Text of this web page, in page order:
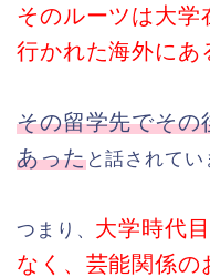
そのルーツは大学
行かれた海外にあ
その留学先でその
あったと話されてい
つまり、 大学時代
なく、芸能関係の